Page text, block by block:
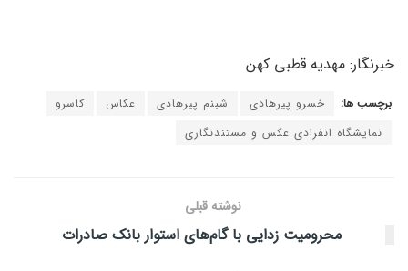
خبرنگار: مهدیه قطبی کهن
برچسب ها: خسرو پیرهادی شبنم پیرهادی عکاس
کاسرو
نمایشگاه انفرادی عکس و مستندنگاری
نوشته قبلی
محرومیت زدایی با گام‌های استوار بانک صادرات